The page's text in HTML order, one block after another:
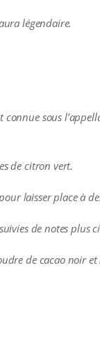
légendaire.
sous
de citron vert.
laisser place à
de notes plus
de cacao noir